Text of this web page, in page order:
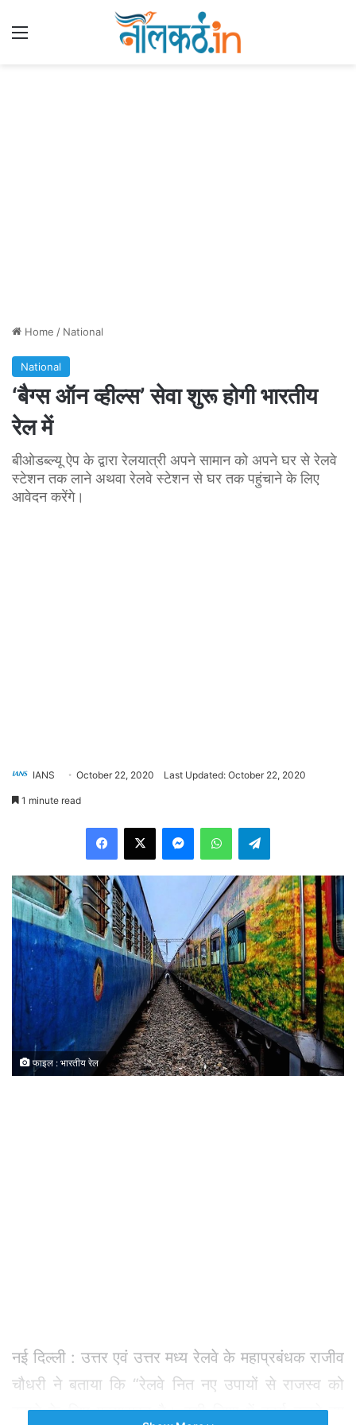
Home / National
National
‘बैग्स ऑन व्हील्स’ सेवा शुरू होगी भारतीय
रेल में
बीओडब्ल्यू ऐप के द्वारा रेलयात्री अपने सामान को अपने घर से रेलवे
स्टेशन तक लाने अथवा रेलवे स्टेशन से घर तक पहुंचाने के लिए
आवेदन करेंगे।
IANS October 22, 2020 Last Updated: October 22, 2020
1 minute read
फाइल : भारतीय रेल
नई दिल्ली : उत्तर एवं उत्तर मध्य रेलवे के महाप्रबंधक राजीव
चौधरी ने बताया कि “रेलवे नित नए उपायों से राजस्व को
बढ़ाने के लिए प्रयासरत है। इसी दिशा में कार्य करते हुए